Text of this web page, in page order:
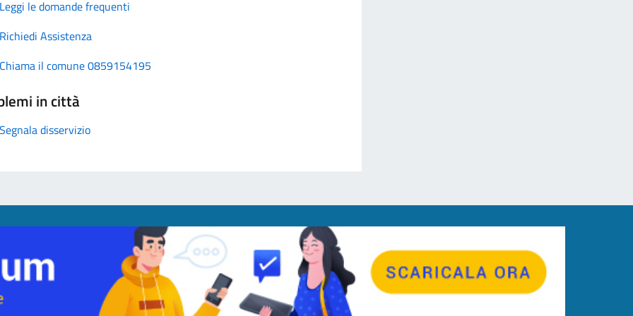
Leggi le domande frequenti
Richiedi Assistenza
Chiama il comune 0859154195
in città
Segnala disservizio